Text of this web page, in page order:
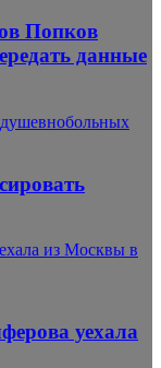
Попков
данные
из Москвы в
уехала